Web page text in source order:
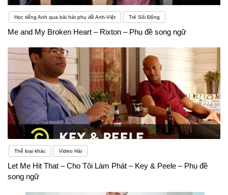
Học tiếng Anh qua bài hát phụ đề Anh-Việt Trẻ Sôi Động
Me and My Broken Heart – Rixton – Phụ đề song ngữ
Thể loại khác Video Hài
Let Me Hit That – Cho Tôi Làm Phát – Key & Peele – Phụ đề
song ngữ